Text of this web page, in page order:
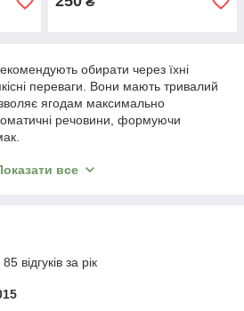
обирати через їхні
переваги. Вони мають тривалий
ягодам максимально
речовини, формуючи
зберігаються після збирання і
втрати під час зберігання та
використовують довгий теплий
врожайність і є оптимальним
які орієнтуються на якість урожаю
все
відгуків за рік